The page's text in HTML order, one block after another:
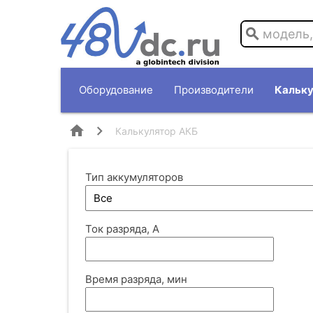
search
Оборудование Производители
home Калькулятор АКБ
Тип аккумуляторов
Ток разряда, А
Время разряда, мин